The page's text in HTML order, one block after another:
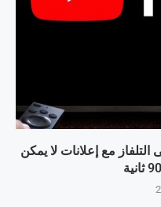
مع إعلانات لا يمكن